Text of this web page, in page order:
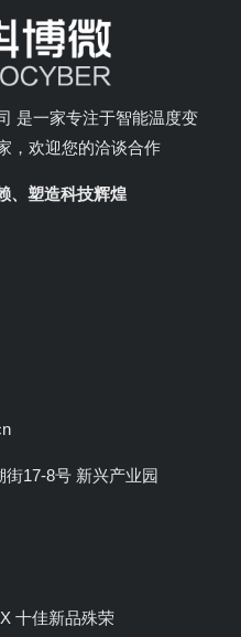
是一家专注于智能温度变
，欢迎您的洽谈合作
、塑造科技辉煌
街17-8号 新兴产业园
十佳新品殊荣